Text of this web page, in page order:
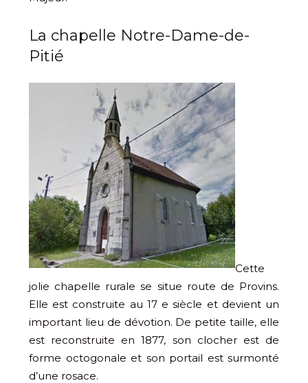
La chapelle Notre-Dame-de-
Pitié
Cette
jolie chapelle rurale se situe route de Provins.
Elle est construite au 17 e siècle et devient un
important lieu de dévotion. De petite taille, elle
est reconstruite en 1877, son clocher est de
forme octogonale et son portail est surmonté
d’une rosace.